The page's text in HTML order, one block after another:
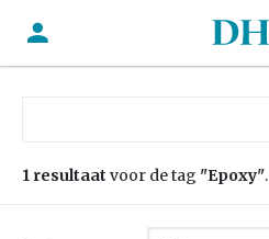
1 resultaat voor de tag "Epoxy".